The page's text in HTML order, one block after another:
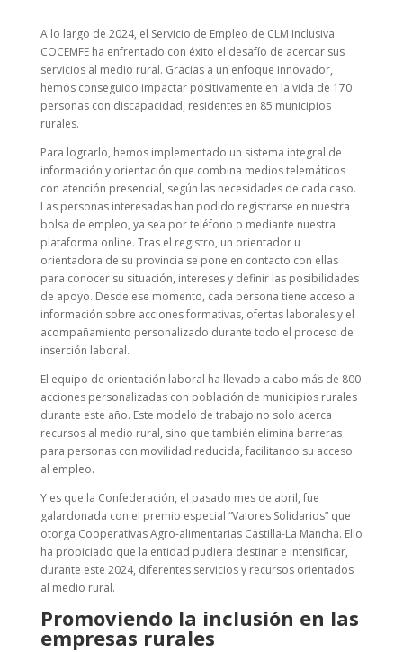
A lo largo de 2024, el Servicio de Empleo de CLM Inclusiva
COCEMFE ha enfrentado con éxito el desafío de acercar sus
servicios al medio rural. Gracias a un enfoque innovador,
hemos conseguido impactar positivamente en la vida de 170
personas con discapacidad, residentes en 85 municipios
rurales.
Para lograrlo, hemos implementado un sistema integral de
información y orientación que combina medios telemáticos
con atención presencial, según las necesidades de cada caso.
Las personas interesadas han podido registrarse en nuestra
bolsa de empleo, ya sea por teléfono o mediante nuestra
plataforma online. Tras el registro, un orientador u
orientadora de su provincia se pone en contacto con ellas
para conocer su situación, intereses y definir las posibilidades
de apoyo. Desde ese momento, cada persona tiene acceso a
información sobre acciones formativas, ofertas laborales y el
acompañamiento personalizado durante todo el proceso de
inserción laboral.
El equipo de orientación laboral ha llevado a cabo más de 800
acciones personalizadas con población de municipios rurales
durante este año. Este modelo de trabajo no solo acerca
recursos al medio rural, sino que también elimina barreras
para personas con movilidad reducida, facilitando su acceso
al empleo.
Y es que la Confederación, el pasado mes de abril, fue
galardonada con el premio especial “Valores Solidarios” que
otorga Cooperativas Agro-alimentarias Castilla-La Mancha. Ello
ha propiciado que la entidad pudiera destinar e intensificar,
durante este 2024, diferentes servicios y recursos orientados
al medio rural.
Promoviendo la inclusión en las
empresas rurales